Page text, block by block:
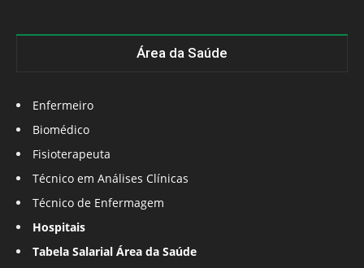
Área da Saúde
Enfermeiro
Biomédico
Fisioterapeuta
Técnico em Análises Clínicas
Técnico de Enfermagem
Hospitais
Tabela Salarial Área da Saúde